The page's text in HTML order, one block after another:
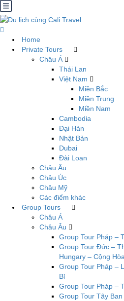
Home
Private Tours
Châu Á
Thái Lan
Việt Nam
Miền Bắc
Miền Trung
Miền Nam
Cambodia
Đại Hàn
Nhật Bản
Dubai
Đài Loan
Châu Âu
Châu Úc
Châu Mỹ
Các điểm khác
Group Tours
Châu Á
Châu Âu
Group Tour Pháp –
Group Tour Đức –
Hungary – Cộng
Group Tour Pháp –
Bỉ
Group Tour Pháp –
Group Tour Tây